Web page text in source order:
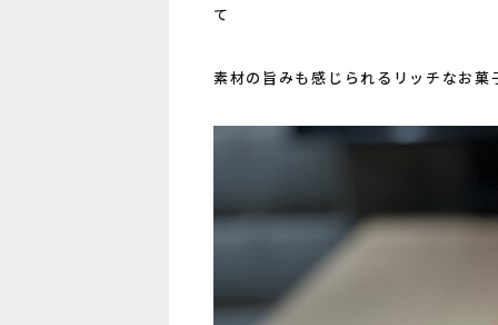
て
素材の旨みも感じられるリッチなお菓